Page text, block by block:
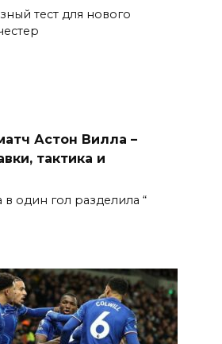
тест для нового
Астон Вилла –
тактика и
в один гол разделила “